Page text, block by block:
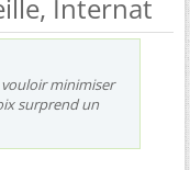
Internat
minimiser
surprend un